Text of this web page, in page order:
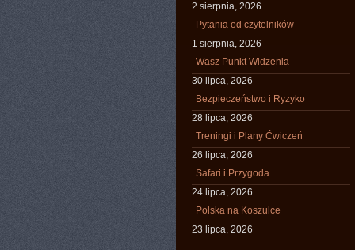
2 sierpnia, 2026
Pytania od czytelników
1 sierpnia, 2026
Wasz Punkt Widzenia
30 lipca, 2026
Bezpieczeństwo i Ryzyko
28 lipca, 2026
Treningi i Plany Ćwiczeń
26 lipca, 2026
Safari i Przygoda
24 lipca, 2026
Polska na Koszulce
23 lipca, 2026